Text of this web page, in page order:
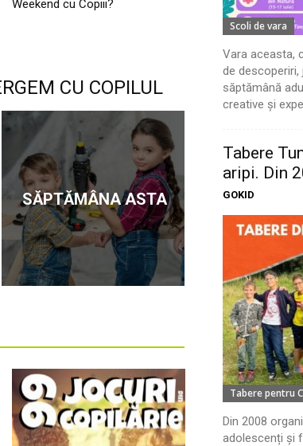
Weekend cu Copiii?
CU COPILUL
SĂPTĂMÂNA ASTA
Scoli de vara
Vara aceasta,
de descoperiri,
săptămână
creative și
Tabere
aripi. Din
GOKID
Tabere pentru
Din 2008
adolescenți și